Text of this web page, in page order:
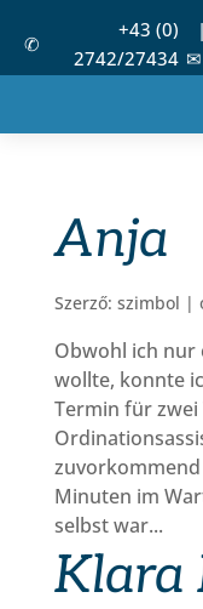
✆
+43 (0)
2742/27434
|
Anja
Szerző: szimbol |
Obwohl ich nur
wollte, konnte
Termin für zwei
Minuten im
selbst war...
Klara